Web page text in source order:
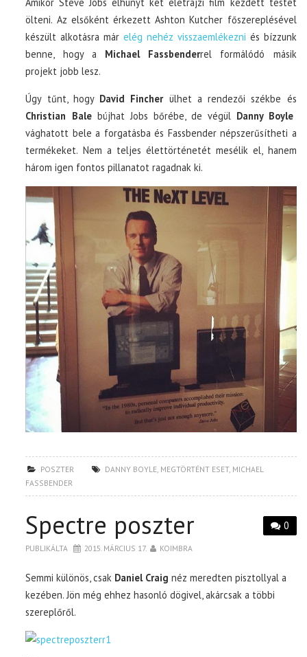
ölteni. Az elsőként érkezett Ashton Kutcher főszereplésével
készült alkotásra márelég nehéz visszaemlékezni és bízzunk
benne, hogy a Michael Fassbenderrel formálódó másik
projekt jobb lesz.
Úgy tűnt, hogy David Fincherülhet a rendezői székbe és
Christian Balebújhat Jobs bőrébe, de végül Danny Boyle
vághatott bele a forgatásba és Fassbender népszerűsítheti a
termékeket. Nem a teljes élettörténetét mesélik el, hanem
három igen fontos pillanatot ragadnak ki.
POSZTER DANNY BOYLE, MEGTÖRTÉNT ESET, MICHAEL
FASSBENDER
0
Spectre poszter
PUBLIKÁLTA 2015. MÁRCIUS 17. KOIMBRA
Semmi különös, csak Daniel Craig néz meredten pisztollyal a
kezében. Jön még ehhez hasonló dögivel, akárcsak a többi
szereplőről.